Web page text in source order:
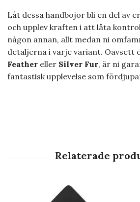
Låt dessa handbojor bli en del av
och upplev kraften i att låta
någon annan, allt medan ni
detaljerna i varje variant. Oavsett
Feather eller Silver Fur, är ni
fantastisk upplevelse som